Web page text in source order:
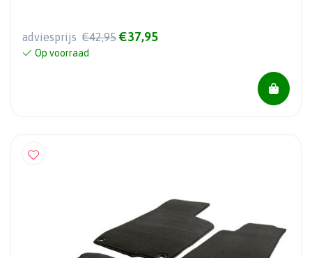
adviesprijs €42,95 €37,95
Op voorraad